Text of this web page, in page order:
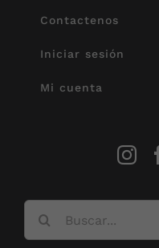
Contactenos
Iniciar sesión
Mi cuenta